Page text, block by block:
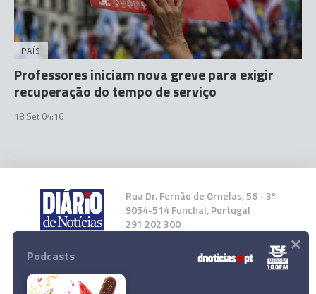
PAÍS
Professores iniciam nova greve para exigir
recuperação do tempo de serviço
18 Set 04:16
Rua Dr. Fernão de Ornelas, 56 - 3º
9054-514 Funchal, Portugal
291 202 300
Instale a nossa App
Podcasts ×